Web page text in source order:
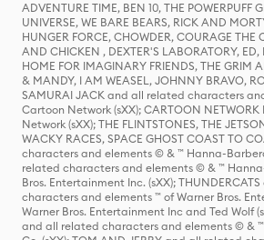
ADVENTURE TIME, BEN 10, THE POWERPUFF
UNIVERSE, WE BARE BEARS, RICK AND
HUNGER FORCE, CHOWDER, COURAGE THE
AND CHICKEN , DEXTER'S LABORATORY, ED,
HOME FOR IMAGINARY FRIENDS, THE GRIM
& MANDY, I AM WEASEL, JOHNNY BRAVO,
SAMURAI JACK and all related characters
Cartoon Network (sXX); CARTOON
Network (sXX); THE FLINTSTONES, THE
WACKY RACES, SPACE GHOST COAST TO
characters and elements © & ™ Hanna-
related characters and elements © & ™
Bros. Entertainment Inc. (sXX);
characters and elements ™ of Warner Bros.
Warner Bros. Entertainment Inc and Ted Wolf
and all related characters and elements © &